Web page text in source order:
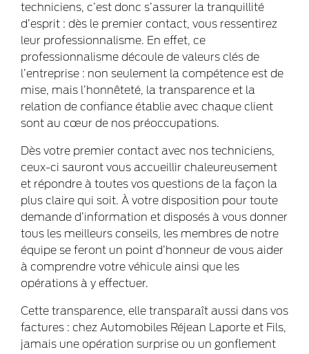
techniciens, c’est donc s’assurer la tranquillité
d’esprit : dès le premier contact, vous ressentirez
leur professionnalisme. En effet, ce
professionnalisme découle de valeurs clés de
l’entreprise : non seulement la compétence est de
mise, mais l’honnêteté, la transparence et la
relation de confiance établie avec chaque client
sont au cœur de nos préoccupations.
Dès votre premier contact avec nos techniciens,
ceux-ci sauront vous accueillir chaleureusement
et répondre à toutes vos questions de la façon la
plus claire qui soit. À votre disposition pour toute
demande d’information et disposés à vous donner
tous les meilleurs conseils, les membres de notre
équipe se feront un point d’honneur de vous aider
à comprendre votre véhicule ainsi que les
opérations à y effectuer.
Cette transparence, elle transparaît aussi dans vos
factures : chez Automobiles Réjean Laporte et Fils,
jamais une opération surprise ou un gonflement